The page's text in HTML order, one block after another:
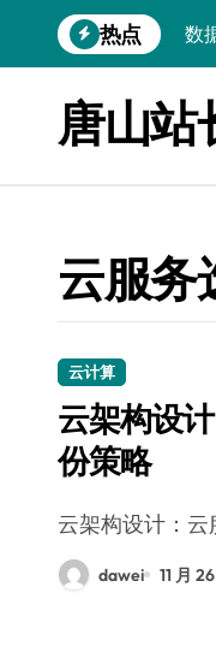
到
热点
数
数
云
弹
数
数
唐山站
云服务
云计算
云架构设
份策略
云架构设计：
dawei 11 月